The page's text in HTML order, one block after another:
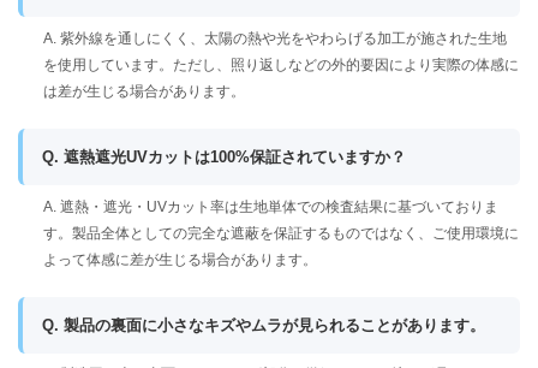
A. 紫外線を通しにくく、太陽の熱や光をやわらげる加工が施された生地
を使用しています。ただし、照り返しなどの外的要因により実際の体感に
は差が生じる場合があります。
Q. 遮熱遮光UVカットは100%保証されていますか？
A. 遮熱・遮光・UVカット率は生地単体での検査結果に基づいておりま
す。製品全体としての完全な遮蔽を保証するものではなく、ご使用環境に
よって体感に差が生じる場合があります。
Q. 製品の裏面に小さなキズやムラが見られることがあります。